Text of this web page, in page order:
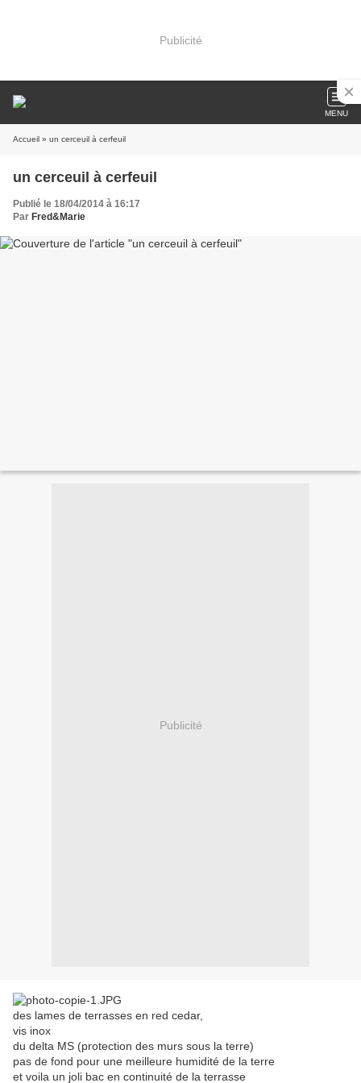
Publicité
MENU
Accueil » un cerceuil à cerfeuil
un cerceuil à cerfeuil
Publié le 18/04/2014 à 16:17
Par Fred&Marie
Publicité
des lames de terrasses en red cedar,
vis inox
du delta MS (protection des murs sous la terre)
pas de fond pour une meilleure humidité de la terre
et voila un joli bac en continuité de la terrasse